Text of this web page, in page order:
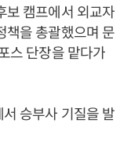
보 캠프에서 외교자
책을 총괄했으며 문
스 단장을 맡다가
승부사 기질을 발